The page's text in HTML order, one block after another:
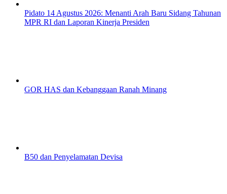
Pidato 14 Agustus 2026: Menanti Arah Baru Sidang Tahunan
MPR RI dan Laporan Kinerja Presiden
GOR HAS dan Kebanggaan Ranah Minang
B50 dan Penyelamatan Devisa